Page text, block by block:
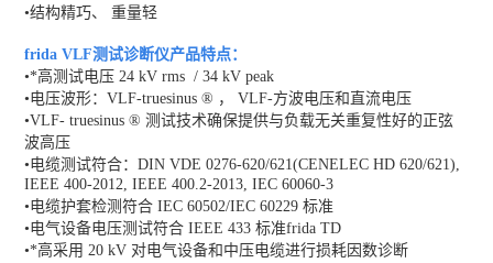
•结构精巧、 重量轻
frida VLF测试诊断仪产品特点：
•*高测试电压 24 kV rms / 34 kV peak
•电压波形：VLF-truesinus ® ， VLF-方波电压和直流电压
•VLF- truesinus ® 测试技术确保提供与负载无关重复性好的正弦
波高压
•电缆测试符合：DIN VDE 0276-620/621(CENELEC HD 620/621),
IEEE 400-2012, IEEE 400.2-2013, IEC 60060-3
•电缆护套检测符合 IEC 60502/IEC 60229 标准
•电气设备电压测试符合 IEEE 433 标准frida TD
•*高采用 20 kV 对电气设备和中压电缆进行损耗因数诊断